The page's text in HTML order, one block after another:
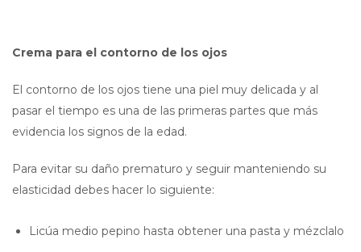
Crema para el contorno de los ojos
El contorno de los ojos tiene una piel muy delicada y al
pasar el tiempo es una de las primeras partes que más
evidencia los signos de la edad.
Para evitar su daño prematuro y seguir manteniendo su
elasticidad debes hacer lo siguiente:
Licúa medio pepino hasta obtener una pasta y mézclalo